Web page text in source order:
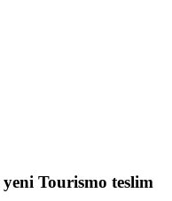
Tourismo teslim